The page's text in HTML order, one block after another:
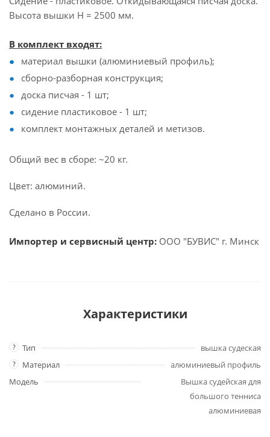
Высота вышки H = 2500 мм.
В комплект входят:
материал вышки (алюминиевый профиль);
сборно-разборная конструкция;
доска писчая - 1 шт;
сидение пластиковое - 1 шт;
комплект монтажных деталей и метизов.
Общий вес в сборе: ~20 кг.
Цвет: алюминий.
Сделано в России.
Импортер и сервисный центр: ООО "БУВИС" г. Минск
Характеристики
? Тип вышка судеская
? Материал
алюминиевый профиль
Модель
Вышка судейская для
большого тенниса
алюминиевая